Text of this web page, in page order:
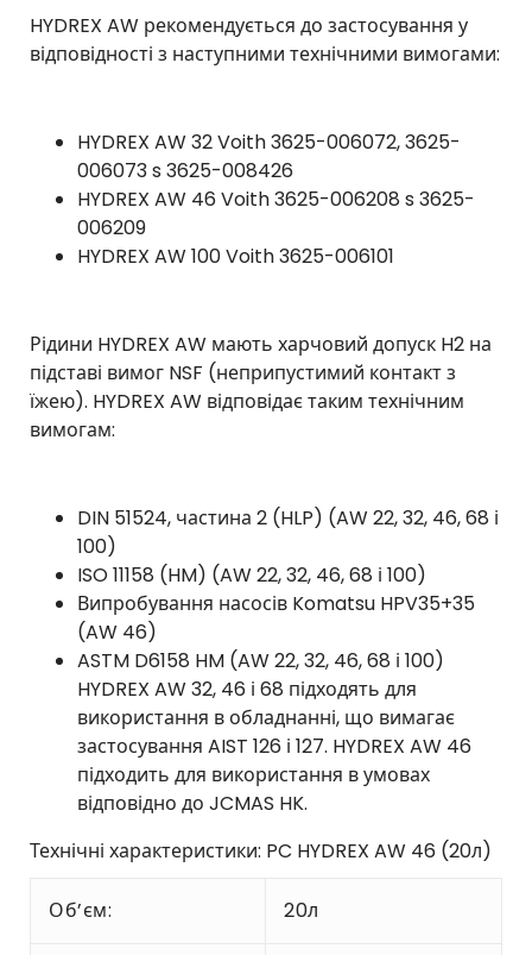
HYDREX AW рекомендується до застосування у
відповідності з наступними технічними вимогами:
HYDREX AW 32 Voith 3625-006072, 3625-
006073 s 3625-008426
HYDREX AW 46 Voith 3625-006208 s 3625-
006209
HYDREX AW 100 Voith 3625-006101
Рідини HYDREX AW мають харчовий допуск H2 на
підставі вимог NSF (неприпустимий контакт з
їжею). HYDREX AW відповідає таким технічним
вимогам:
DIN 51524, частина 2 (HLP) (AW 22, 32, 46, 68 і
100)
ISO 11158 (HM) (AW 22, 32, 46, 68 і 100)
Випробування насосів Komatsu HPV35+35
(AW 46)
ASTM D6158 HM (AW 22, 32, 46, 68 і 100)
HYDREX AW 32, 46 і 68 підходять для
використання в обладнанні, що вимагає
застосування AIST 126 і 127. HYDREX AW 46
підходить для використання в умовах
відповідно до JCMAS HK.
Технічні характеристики: PC HYDREX AW 46 (20л)
Об’єм: 20л